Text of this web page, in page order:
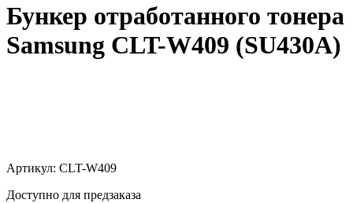
Бункер отработанного тонера
Samsung CLT-W409 (SU430A)
Артикул: CLT-W409
Доступно для предзаказа